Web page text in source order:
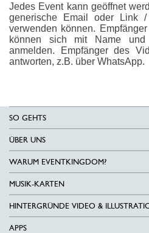
Jedes Event kann geöffnet
generische Email oder Link
verwenden können.
können sich mit Name
anmelden. Empfänger des
antworten, z.B. über WhatsApp.
SO GEHTS
ÜBER UNS
WARUM EVENTKINGDOM?
MUSIK-KARTEN
HINTERGRÜNDE VIDEO &
APPS